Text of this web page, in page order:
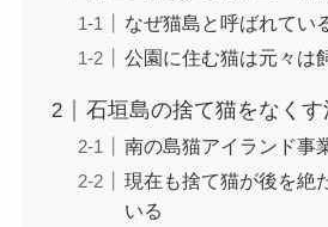
なぜ猫島と呼ばれてい
公園に住む猫は元々は
石垣島の捨て猫をなくす
南の島猫アイランド事
現在も捨て猫が後を絶
いる